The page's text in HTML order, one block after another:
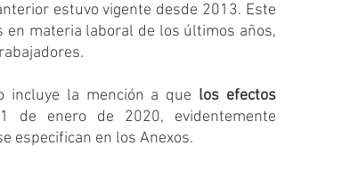
estuvo vigente desde 2013. Este
en materia laboral de los últimos años,
incluye la mención a que los efectos
de enero de 2020, evidentemente
especifican en los Anexos.